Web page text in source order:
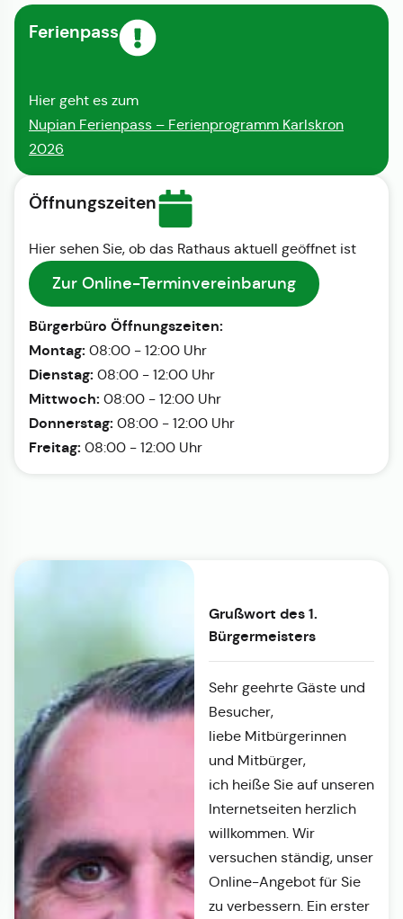
Ferienpass
Hier geht es zum
Nupian Ferienpass – Ferienprogramm Karlskron
2026
Öffnungszeiten
Hier sehen Sie, ob das Rathaus aktuell geöffnet ist
Zur Online-Terminvereinbarung
Bürgerbüro Öffnungszeiten:
Montag: 08:00 - 12:00 Uhr
Dienstag: 08:00 - 12:00 Uhr
Mittwoch: 08:00 - 12:00 Uhr
Donnerstag: 08:00 - 12:00 Uhr
Freitag: 08:00 - 12:00 Uhr
Grußwort des 1.
Bürgermeisters
Sehr geehrte Gäste und
Besucher,
liebe Mitbürgerinnen
und Mitbürger,
ich heiße Sie auf unseren
Internetseiten herzlich
willkommen. Wir
versuchen ständig, unser
Online-Angebot für Sie
zu verbessern. Ein erster